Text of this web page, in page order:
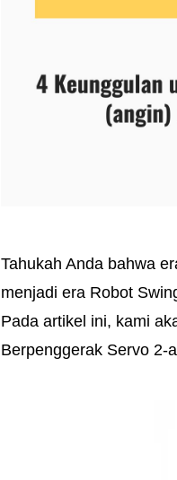
Tahukah Anda bahwa
menjadi era Robot
Pada artikel ini, kami
Berpenggerak Servo 2-